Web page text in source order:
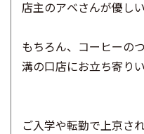
店主のアベさんが優し
もちろん、コーヒーの
溝の口店にお立ち寄り
ご入学や転勤で上京さ